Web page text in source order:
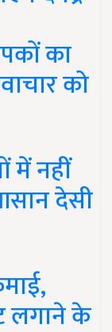
का
को
में नहीं
देसी
लगाने के